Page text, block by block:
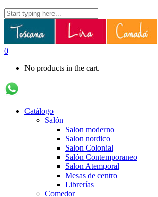
0
No products in the cart.
Catálogo
Salón
Salon moderno
Salon nordico
Salon Colonial
Salón Contemporaneo
Salon Atemporal
Mesas de centro
Librerías
Comedor